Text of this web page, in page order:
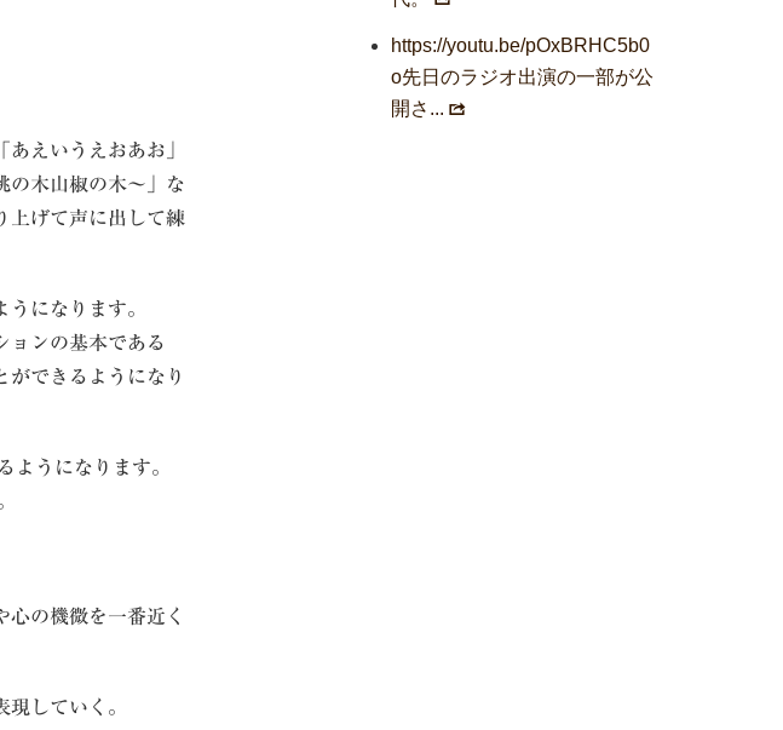
えいうえおあお」
の木山椒の木～」な
上げて声に出して練
になります。
ョンの基本である
ができるようになり
ようになります。
心の機微を一番近く
していく。
https://youtu.be/pOxBRHC5b0
o先日のラジオ出演の一部が公
開さ...